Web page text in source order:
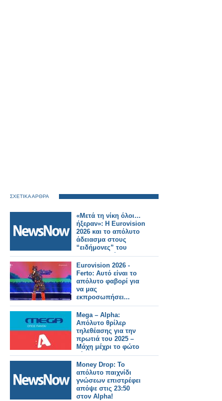
ΣΧΕΤΙΚΑ ΑΡΘΡΑ
«Μετά τη νίκη όλοι…
ήξεραν»: Η Eurovision
2026 και το απόλυτο
άδειασμα στους
“ειδήμονες” του
διαγωνισμού
Eurovision 2026 -
Ferto: Αυτό είναι το
απόλυτο φαβορί για
να μας
εκπροσωπήσει...
Mega – Alpha:
Απόλυτο θρίλερ
τηλεθέασης για την
πρωτιά του 2025 –
Μάχη μέχρι το φώτο
φίνις
Money Drop: Το
απόλυτο παιχνίδι
γνώσεων επιστρέφει
απόψε στις 23:50
στον Alpha!